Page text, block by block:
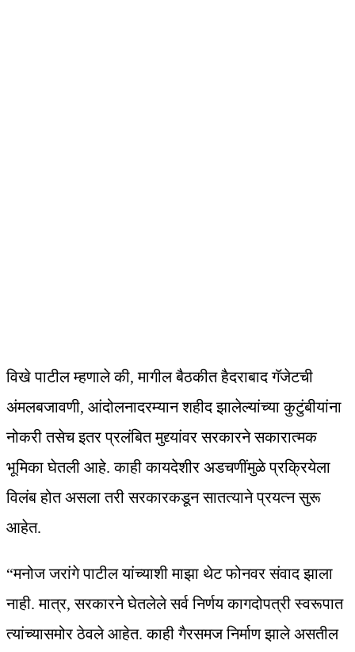
विखे पाटील म्हणाले की, मागील बैठकीत हैदराबाद गॅजेटची
अंमलबजावणी, आंदोलनादरम्यान शहीद झालेल्यांच्या कुटुंबीयांना
नोकरी तसेच इतर प्रलंबित मुद्द्यांवर सरकारने सकारात्मक
भूमिका घेतली आहे. काही कायदेशीर अडचणींमुळे प्रक्रियेला
विलंब होत असला तरी सरकारकडून सातत्याने प्रयत्न सुरू
आहेत.
“मनोज जरांगे पाटील यांच्याशी माझा थेट फोनवर संवाद झाला
नाही. मात्र, सरकारने घेतलेले सर्व निर्णय कागदोपत्री स्वरूपात
त्यांच्यासमोर ठेवले आहेत. काही गैरसमज निर्माण झाले असतील